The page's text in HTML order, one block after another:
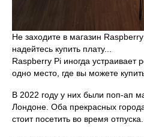
Не заходите в магазин
надейтесь купить плату...
Raspberry Pi иногда устраивает
одно место, где вы можете
В 2022 году у них были поп-ап
Лондоне. Оба прекрасных
стоит посетить во время отпуска.